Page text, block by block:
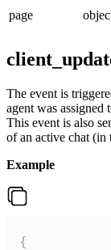
page
The event is
agent was assigned
This event is also
of an active chat
Example
{